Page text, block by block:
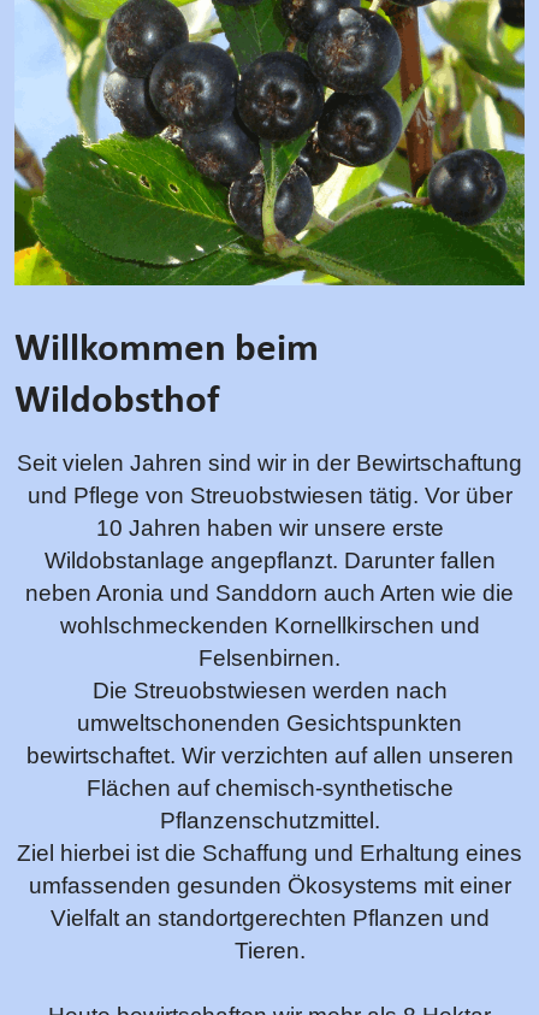
Willkommen beim
Wildobsthof
Seit vielen Jahren sind wir in der Bewirtschaftung
und Pflege von Streuobstwiesen tätig. Vor über
10 Jahren haben wir unsere erste
Wildobstanlage angepflanzt. Darunter fallen
neben Aronia und Sanddorn auch Arten wie die
wohlschmeckenden Kornellkirschen und
Felsenbirnen.
Die Streuobstwiesen werden nach
umweltschonenden Gesichtspunkten
bewirtschaftet. Wir verzichten auf allen unseren
Flächen auf chemisch-synthetische
Pflanzenschutzmittel.
Ziel hierbei ist die Schaffung und Erhaltung eines
umfassenden gesunden Ökosystems mit einer
Vielfalt an standortgerechten Pflanzen und
Tieren.